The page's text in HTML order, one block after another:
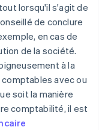
lorsqu'il s'agit de
de conclure
en cas de
de la société.
à la
avec ou
soit la manière
comptabilité, il est